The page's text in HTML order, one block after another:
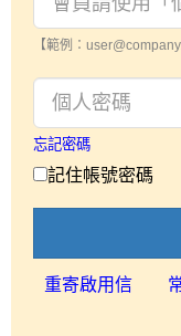
【範例：
忘記密碼
記住帳號密碼
重寄啟用信